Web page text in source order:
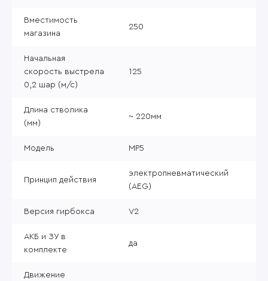
Вместимость
магазина
250
Начальная
скорость выстрела
0,2 шар (м/с)
125
Длина стволика
(мм)
~ 220мм
Модель MP5
Принцип действия
электропневматический
(AEG)
Версия гирбокса V2
АКБ и ЗУ в
комплекте
да
Движение